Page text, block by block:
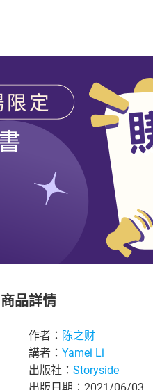
商品詳情
作者： 陈之财
講者： Yamei Li
出版社： Storyside